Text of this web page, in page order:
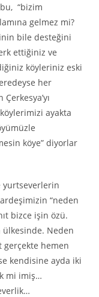
“bizim
gelmez mi?
bile desteğini
ettiğiniz ve
köyleriniz eski
her
ayakta
köye” diyorlar
yurtseverlerin
“neden
bizce işin özü.
ülkesinde. Neden
gerçekte hemen
kendisine ayda iki
mi imiş…